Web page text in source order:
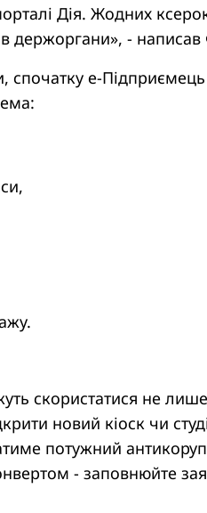
Дія. Жодних
в держоргани», -
спочатку е-Підприємець
скористатися не
новий кіоск чи
потужний
- заповнюйте